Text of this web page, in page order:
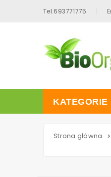
Tel.693771775
KATEGORIE
Strona główna >